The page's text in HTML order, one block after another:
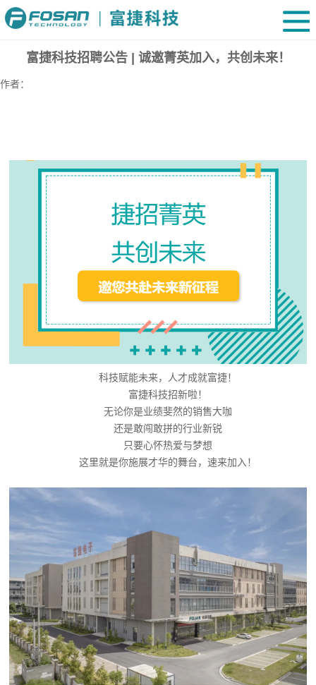
富捷科技招聘公告 | 诚邀菁英加入，共创未来！
作者：
科技赋能未来，人才成就富捷！
富捷科技招新啦！
无论你是业绩斐然的销售大咖
还是敢闯敢拼的行业新锐
只要心怀热爱与梦想
这里就是你施展才华的舞台，速来加入！